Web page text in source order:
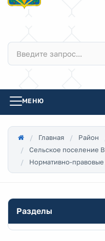
МЕНЮ
Главная Район
Сельское поселение
Нормативно-
Разделы